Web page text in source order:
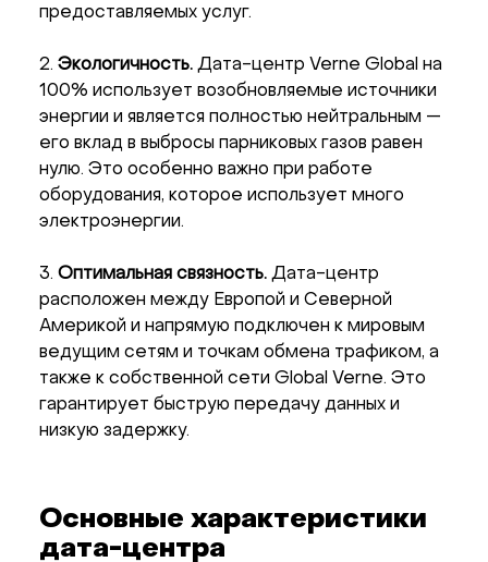
предоставляемых услуг.
2. Экологичность. Дата-центр Verne Global на
100% использует возобновляемые источники
энергии и является полностью нейтральным —
его вклад в выбросы парниковых газов равен
нулю. Это особенно важно при работе
оборудования, которое использует много
электроэнергии.
3. Оптимальная связность. Дата-центр
расположен между Европой и Северной
Америкой и напрямую подключен к мировым
ведущим сетям и точкам обмена трафиком, а
также к собственной сети Global Verne. Это
гарантирует быструю передачу данных и
низкую задержку.
Основные характеристики
дата-центра